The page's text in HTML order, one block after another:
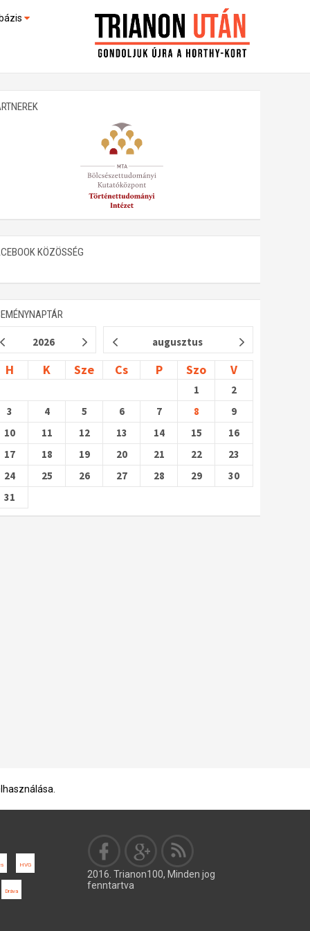
(feltöltés alatt)
KÖZÖSSÉG
2026 augusztus
H K Sze Cs P Szo V
1
2
3
4 5 6 7 8
9
10
11 12 13 14 15
16
17
18 19 20 21 22
23
24
25 26 27 28 29
30
31
HVG
Dráva
2016. Trianon100, Minden jog
fenntartva